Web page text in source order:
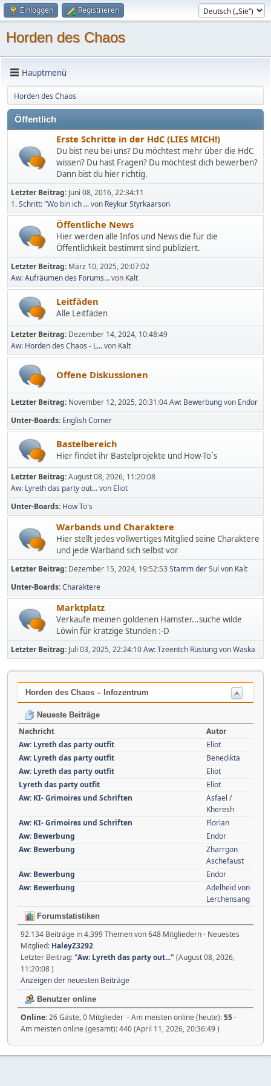
Einloggen Registrieren
Horden des Chaos
Hauptmenü
Horden des Chaos
Öffentlich
Erste Schritte in der HdC (LIES MICH!)
Du bist neu bei uns? Du möchtest mehr über die HdC
wissen? Du hast Fragen? Du möchtest dich bewerben?
Dann bist du hier richtig.
Letzter Beitrag: Juni 08, 2016, 22:34:11
1. Schritt: "Wo bin ich ...von Reykur Styrkaarson
Öffentliche News
Hier werden alle Infos und News die für die
Öffentlichkeit bestimmt sind publiziert.
Letzter Beitrag: März 10, 2025, 20:07:02
Aw: Aufräumen des Forums...von Kalt
Leitfäden
Alle Leitfäden
Letzter Beitrag: Dezember 14, 2024, 10:48:49
Aw: Horden des Chaos - L...von Kalt
Offene Diskussionen
Letzter Beitrag: November 12, 2025, 20:31:04Aw: Bewerbungvon Endor
Unter-Boards English Corner
Bastelbereich
Hier findet ihr Bastelprojekte und How-To´s
Letzter Beitrag:August 08, 2026, 11:20:08
Aw: Lyreth das party out...von Eliot
Unter-Boards How To's
Warbands und Charaktere
Hier stellt jedes vollwertiges Mitglied seine Charaktere
und jede Warband sich selbst vor
Letzter Beitrag: Dezember 15, 2024, 19:52:53Stamm der Sul von Kalt
Unter-Boards Charaktere
Marktplatz
Verkaufe meinen goldenen Hamster...suche wilde
Löwin für kratzige Stunden :-D
Letzter Beitrag: Juli 03, 2025, 22:24:10Aw: Tzeentch RüstungvonWaska
Horden des Chaos – Infozentrum
Neueste Beiträge
Nachricht
Autor
Aw: Lyreth das party outfit
Eliot
Aw: Lyreth das party outfit
Benedikta
Aw: Lyreth das party outfit
Eliot
Lyreth das party outfit
Eliot
Aw: KI- Grimoires und Schriften
Asfael /
Kheresh
Aw: KI- Grimoires und Schriften
Florian
Aw: Bewerbung
Endor
Aw: Bewerbung
Zharrgon
Aschefaust
Aw: Bewerbung
Endor
Aw: Bewerbung
Adelheid von
Lerchensang
Forumstatistiken
92.134 Beiträge in 4.399 Themen von 648 Mitgliedern - Neuestes
Mitglied: HaleyZ3292
Letzter Beitrag:"Aw: Lyreth das party out..." (August 08, 2026,
11:20:08 )
Anzeigen der neuesten Beiträge
Benutzer online
Online:26 Gäste, 0 Mitglieder - Am meisten online (heute):55-
Am meisten online (gesamt): 440 (April 11, 2026, 20:36:49 )